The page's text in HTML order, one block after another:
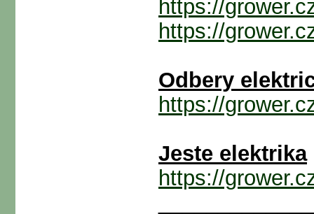
https://
https://
Odbery
https://
Jeste elektrika
https://